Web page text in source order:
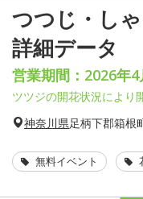
つつじ・し
詳細データ
営業期間：2026年
ツツジの開花状況により
神奈川県足柄下郡箱根
無料イベント